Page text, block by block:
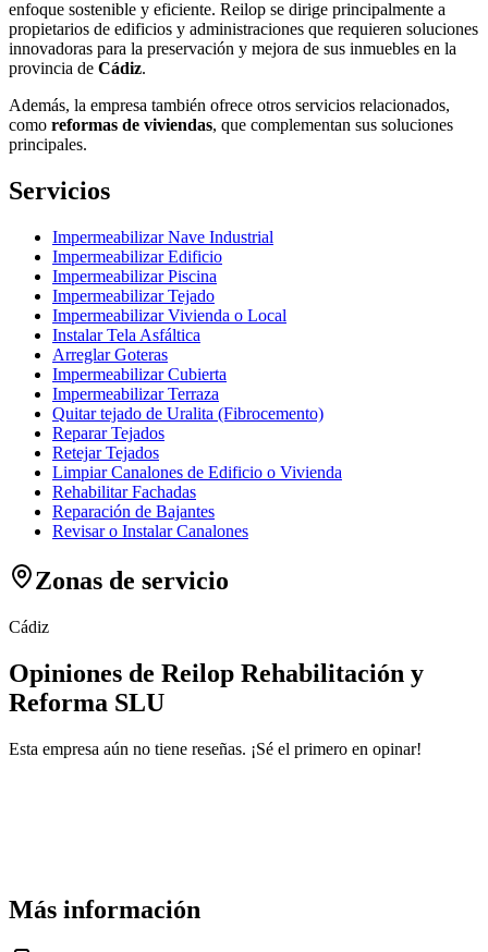
enfoque sostenible y eficiente. Reilop se dirige principalmente a
propietarios de edificios y administraciones que requieren soluciones
innovadoras para la preservación y mejora de sus inmuebles en la
provincia de Cádiz.
Además, la empresa también ofrece otros servicios relacionados,
como reformas de viviendas, que complementan sus soluciones
principales.
Servicios
Impermeabilizar Nave Industrial
Impermeabilizar Edificio
Impermeabilizar Piscina
Impermeabilizar Tejado
Impermeabilizar Vivienda o Local
Instalar Tela Asfáltica
Arreglar Goteras
Impermeabilizar Cubierta
Impermeabilizar Terraza
Quitar tejado de Uralita (Fibrocemento)
Reparar Tejados
Retejar Tejados
Limpiar Canalones de Edificio o Vivienda
Rehabilitar Fachadas
Reparación de Bajantes
Revisar o Instalar Canalones
Zonas de servicio
Cádiz
Opiniones de Reilop Rehabilitación y
Reforma SLU
Esta empresa aún no tiene reseñas. ¡Sé el primero en opinar!
Más información